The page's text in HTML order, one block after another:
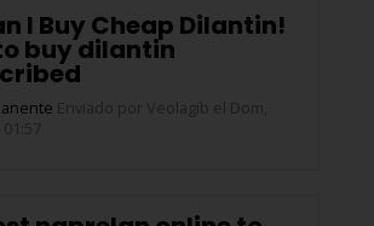
I Buy Cheap Dilantin!
buy dilantin
Enviado por Veolagib el Dom,